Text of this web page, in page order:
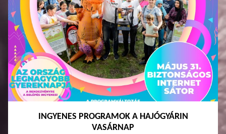
INGYENES PROGRAMOK A HAJÓGYÁRIN
VASÁRNAP